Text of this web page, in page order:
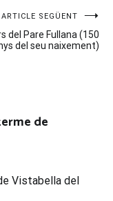
ARTICLE SEGÜENT
del Pare Fullana (150
del seu naixement)
de
Vistabella del